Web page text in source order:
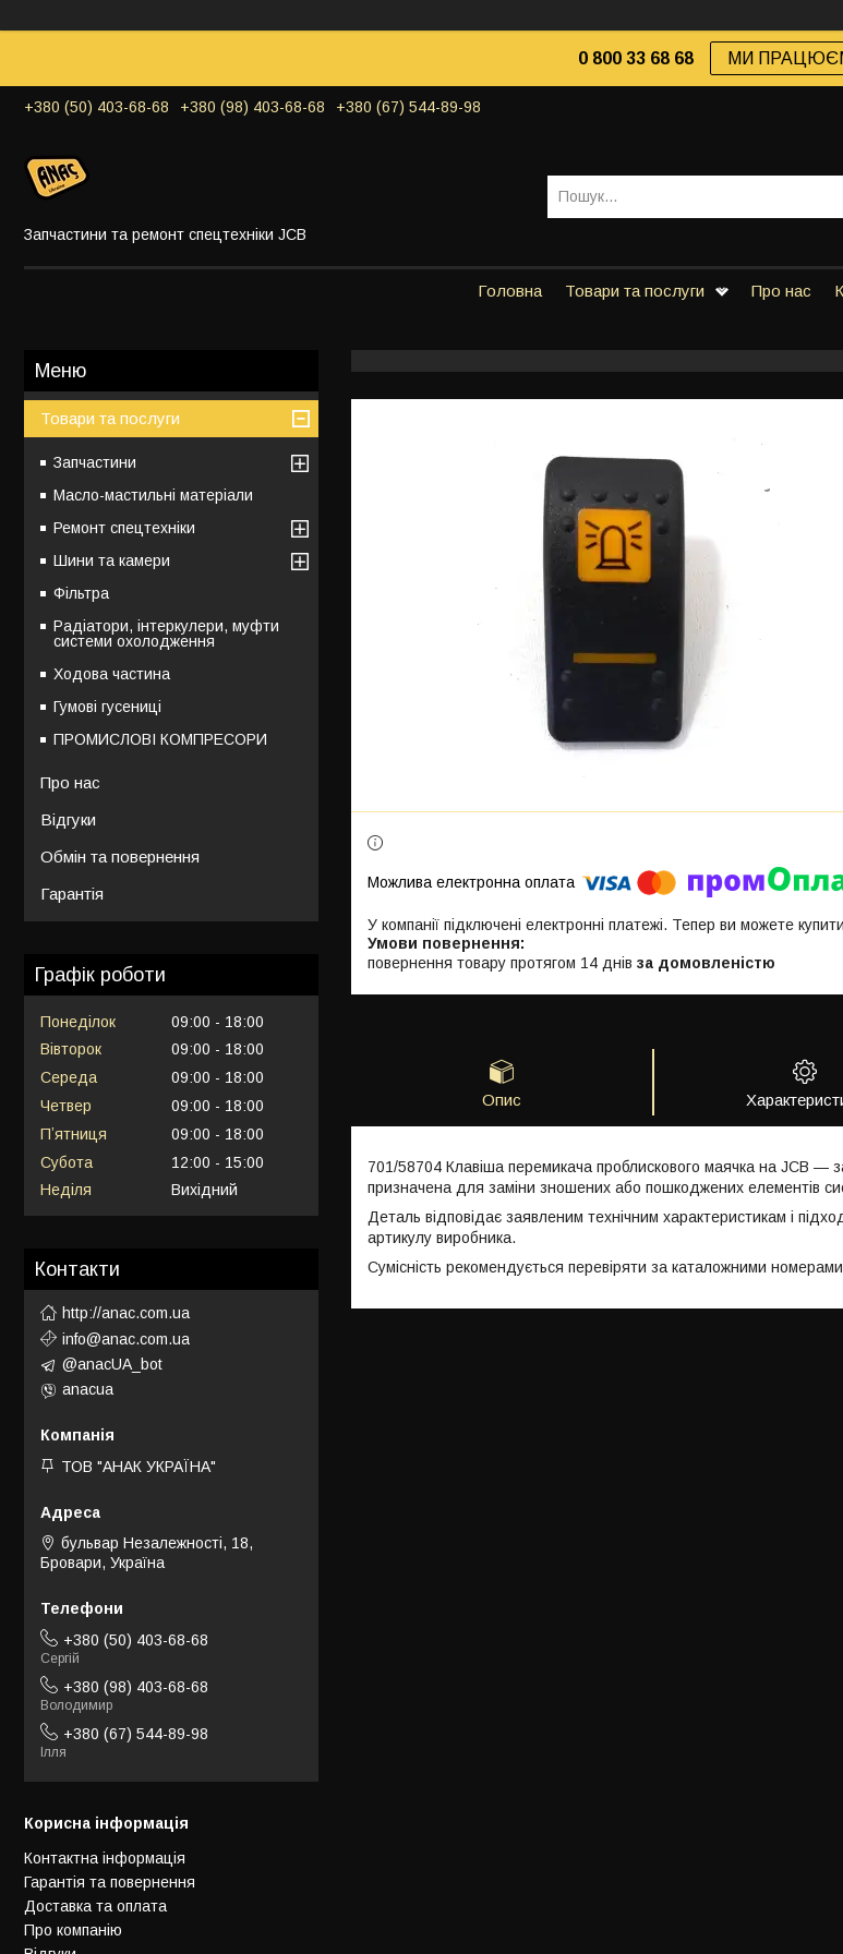
0 800 33 68 68 МИ
+380 (50) 403-68-68 +380 (98) 403-68-68 +380 (67) 544-89-98
Запчастини та ремонт спецтехніки JCB
Головна Товари та послуги Про нас
У компанії підключені електронні платежі. Тепер ви можете
повернення товару протягом 14 днів за домовленістю
Опис
701/58704 Клавіша перемикача проблискового маячка на JCB —
призначена для заміни зношених або пошкоджених елементів
Деталь відповідає заявленим технічним характеристикам і
артикулу виробника.
Сумісність рекомендується перевіряти за каталожними
Товари та послуги
Запчастини
Масло-мастильні матеріали
Ремонт спецтехніки
Шини та камери
Фільтра
Радіатори, інтеркулери, муфти
системи охолодження
Ходова частина
Гумові гусениці
ПРОМИСЛОВІ КОМПРЕСОРИ
Про нас
Відгуки
Обмін та повернення
Гарантія
Графік роботи
Понеділок 09:00
18:00
Вівторок
09:00
18:00
Середа
09:00
18:00
Четвер
09:00
18:00
Пʼятниця
09:00
18:00
Субота
12:00
15:00
Неділя
Вихідний
Контакти
http://anac.com.ua
info@anac.com.ua
@anacUA_bot
anacua
ТОВ "АНАК УКРАЇНА"
бульвар Незалежності, 18,
Бровари, Україна
+380 (50) 403-68-68
Сергій
+380 (98) 403-68-68
Володимир
+380 (67) 544-89-98
Ілля
Корисна інформація
Контактна інформація
Гарантія та повернення
Доставка та оплата
Про компанію